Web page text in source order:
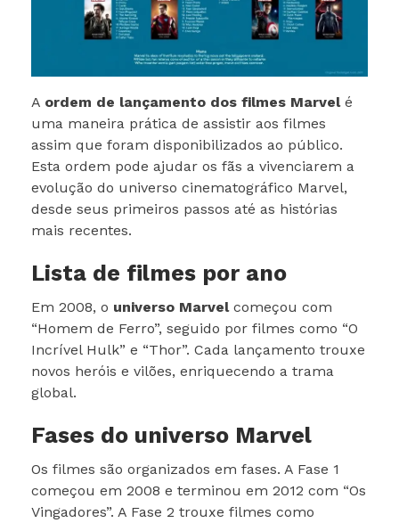
A ordem de lançamento dos filmes Marvelé
uma maneira prática de assistir aos filmes
assim que foram disponibilizados ao público.
Esta ordem pode ajudar os fãs a vivenciarem a
evolução do universo cinematográfico Marvel,
desde seus primeiros passos até as histórias
mais recentes.
Lista de filmes por ano
Em 2008, o universo Marvelcomeçou com
“Homem de Ferro”, seguido por filmes como “O
Incrível Hulk” e “Thor”. Cada lançamento trouxe
novos heróis e vilões, enriquecendo a trama
global.
Fases do universo Marvel
Os filmes são organizados em fases. A Fase 1
começou em 2008 e terminou em 2012 com “Os
Vingadores”. A Fase 2 trouxe filmes como